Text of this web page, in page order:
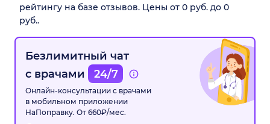
рейтингу на базе отзывов. Цены от 0 руб. до 0
руб..
Безлимитный чат
с врачами
24/7
Онлайн-консультации с врачами
в мобильном приложении
НаПоправку. От 660₽/мес.